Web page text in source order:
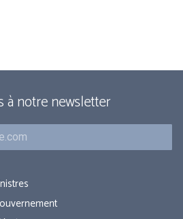
à notre newsletter